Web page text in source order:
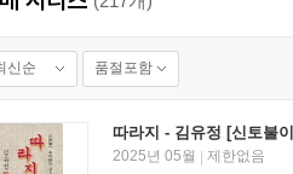
신순 품절포함
따라지 - 김유정 [신토불
2025년 05월
제한없음